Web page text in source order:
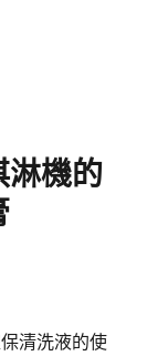
淋機的
清洗液的使